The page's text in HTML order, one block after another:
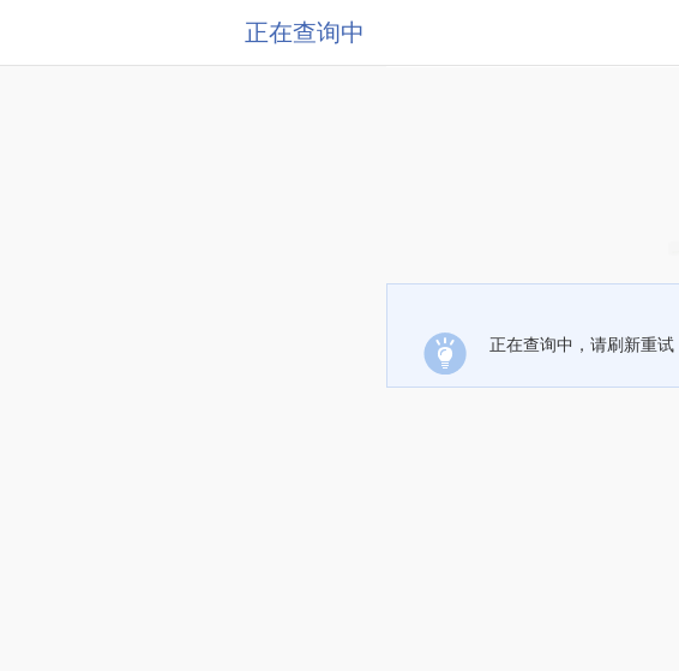
正在查询中
正在查询中，请刷新重试